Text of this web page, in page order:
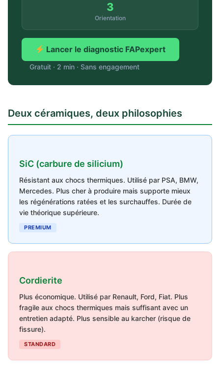
3
Orientation
Lancer le diagnostic FAPexpert
Gratuit · 2 min · Sans engagement
Deux céramiques, deux philosophies
SiC (carbure de silicium)
Résistant aux chocs thermiques. Utilisé par PSA, BMW,
Mercedes. Plus cher à produire mais supporte mieux
les régénérations ratées et les surchauffes. Durée de
vie théorique supérieure.
PREMIUM
Cordierite
Plus économique. Utilisé par Renault, Ford, Fiat. Plus
fragile aux chocs thermiques mais suffisant avec un
entretien adapté. Plus sensible au karcher (risque de
fissure).
STANDARD